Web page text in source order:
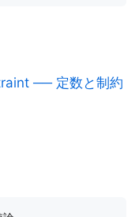
── 定数と制約